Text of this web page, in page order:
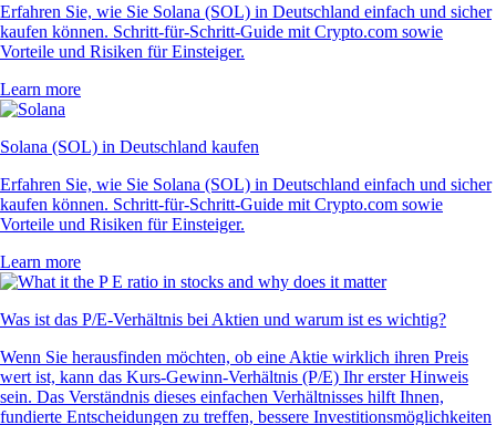
Erfahren Sie, wie Sie Solana (SOL) in Deutschland einfach und sicher
kaufen können. Schritt-für-Schritt-Guide mit Crypto.com sowie
Vorteile und Risiken für Einsteiger.
Learn more
Solana (SOL) in Deutschland kaufen
Erfahren Sie, wie Sie Solana (SOL) in Deutschland einfach und sicher
kaufen können. Schritt-für-Schritt-Guide mit Crypto.com sowie
Vorteile und Risiken für Einsteiger.
Learn more
Was ist das P/E-Verhältnis bei Aktien und warum ist es wichtig?
Wenn Sie herausfinden möchten, ob eine Aktie wirklich ihren Preis
wert ist, kann das Kurs-Gewinn-Verhältnis (P/E) Ihr erster Hinweis
sein. Das Verständnis dieses einfachen Verhältnisses hilft Ihnen,
fundierte Entscheidungen zu treffen, bessere Investitionsmöglichkeiten